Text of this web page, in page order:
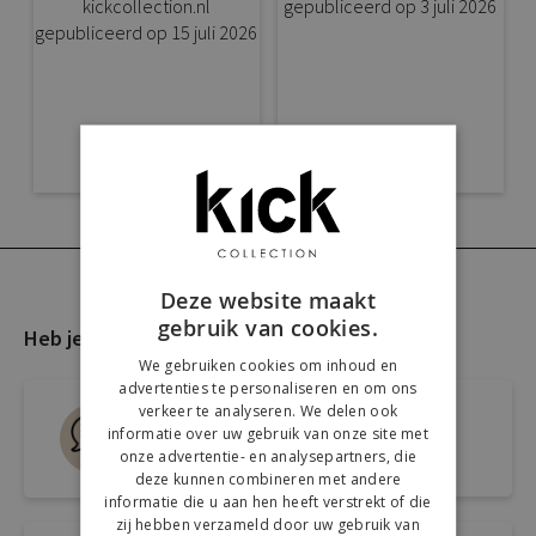
Heb je nog vragen?
Live chat
Snel antwoord op je vraag
Deze website maakt
gebruik van cookies.
We gebruiken cookies om inhoud en
advertenties te personaliseren en om ons
verkeer te analyseren. We delen ook
informatie over uw gebruik van onze site met
onze advertentie- en analysepartners, die
deze kunnen combineren met andere
informatie die u aan hen heeft verstrekt of die
zij hebben verzameld door uw gebruik van